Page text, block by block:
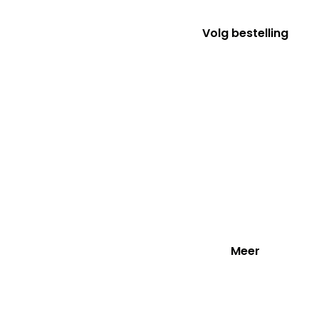
Zomer T-shirtsVolg bestelling
Meer